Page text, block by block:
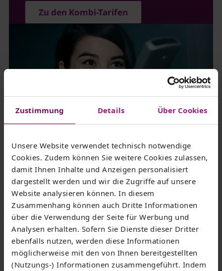
Zustimmung Details Über Cookies
Unsere Website verwendet technisch notwendige
Cookies. Zudem können Sie weitere Cookies zulassen,
damit Ihnen Inhalte und Anzeigen personalisiert
dargestellt werden und wir die Zugriffe auf unsere
Website analysieren können. In diesem
Zusammenhang können auch Dritte Informationen
über die Verwendung der Seite für Werbung und
Analysen erhalten. Sofern Sie Dienste dieser Dritter
ebenfalls nutzen, werden diese Informationen
möglicherweise mit den von Ihnen bereitgestellten
(Nutzungs-) Informationen zusammengeführt. Indem
Zu den Kombi-Tarifen
Ezra Bailey/Getty Images
Flexibel und ultrascharf streamen mit
IPTV
IPTV bedeutet Fernsehen übers Internet. Mit unseren